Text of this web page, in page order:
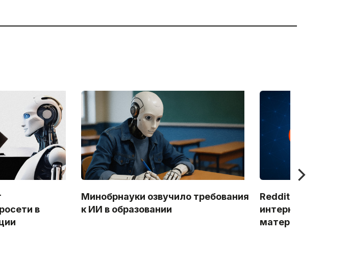
в
Минобрнауки озвучило требования
к ИИ в образовании
Reddit закрывает
интернета»
материалам